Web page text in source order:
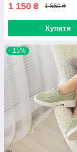
1 150 ₴ 1 550 ₴
Купити
–15%